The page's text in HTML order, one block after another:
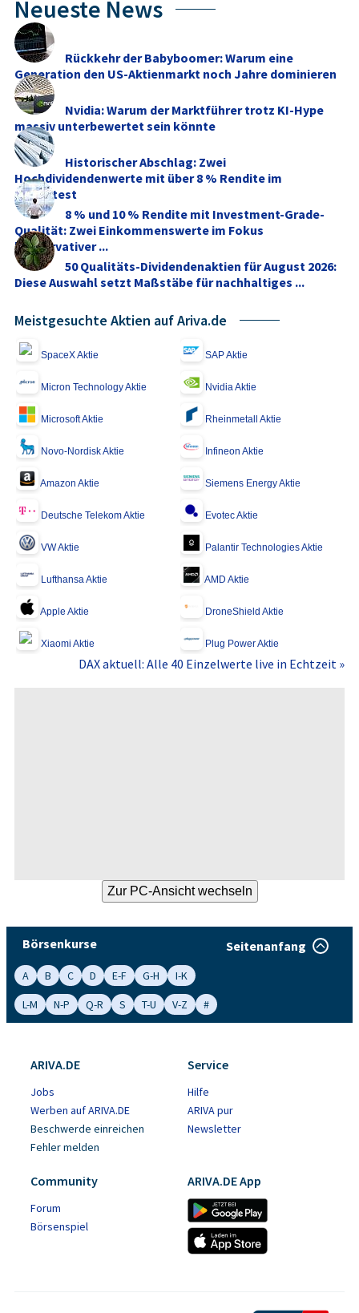
Neueste News
Rückkehr der Babyboomer: Warum eine
Generation den US-Aktienmarkt noch Jahre dominieren
dürfte
Nvidia: Warum der Marktführer trotz KI-Hype
massiv unterbewertet sein könnte
Historischer Abschlag: Zwei
Hochdividendenwerte mit über 8 % Rendite im
Stresstest
8 % und 10 % Rendite mit Investment-Grade-
Qualität: Zwei Einkommenswerte im Fokus
konservativer ...
50 Qualitäts-Dividendenaktien für August 2026:
Diese Auswahl setzt Maßstäbe für nachhaltiges ...
Meistgesuchte Aktien auf Ariva.de
SpaceX Aktie SAP Aktie
Micron Technology Aktie Nvidia Aktie
Microsoft Aktie Rheinmetall Aktie
Novo-Nordisk Aktie Infineon Aktie
Amazon Aktie Siemens Energy Aktie
Deutsche Telekom Aktie Evotec Aktie
VW Aktie Palantir Technologies Aktie
Lufthansa Aktie AMD Aktie
Apple Aktie DroneShield Aktie
Xiaomi Aktie Plug Power Aktie
DAX aktuell: Alle 40 Einzelwerte live in Echtzeit »
Börsenkurse Seitenanfang
A B C D E-F G-H
I-K
L-M
N-P Q-R S T-U V-Z #
ARIVA.DE
Jobs
Werben auf ARIVA.DE
Beschwerde einreichen
Fehler melden
Service
Hilfe
ARIVA pur
Newsletter
Community
Forum
Börsenspiel
ARIVA.DE App